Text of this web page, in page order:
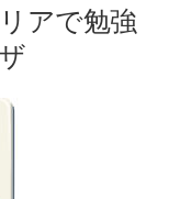
アで勉強